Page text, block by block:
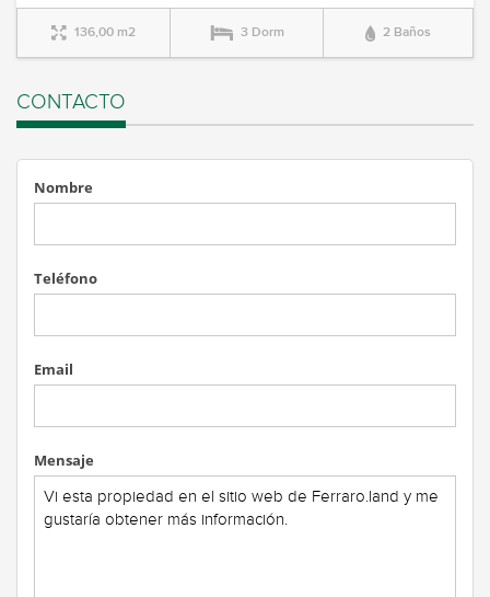
136,00 m2 3 Dorm 2 Baños
CONTACTO
Nombre
Teléfono
Email
Mensaje